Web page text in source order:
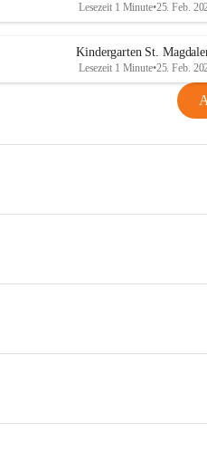
Lesezeit 1 Minute•25. Feb.
Kindergarten St.
Lesezeit 1 Minute•25. Feb.